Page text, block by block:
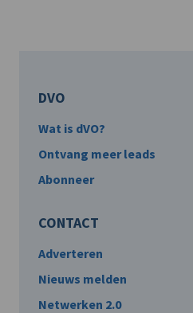
DVO
Wat is dVO?
Ontvang meer leads
Abonneer
CONTACT
Adverteren
Nieuws melden
Netwerken 2.0